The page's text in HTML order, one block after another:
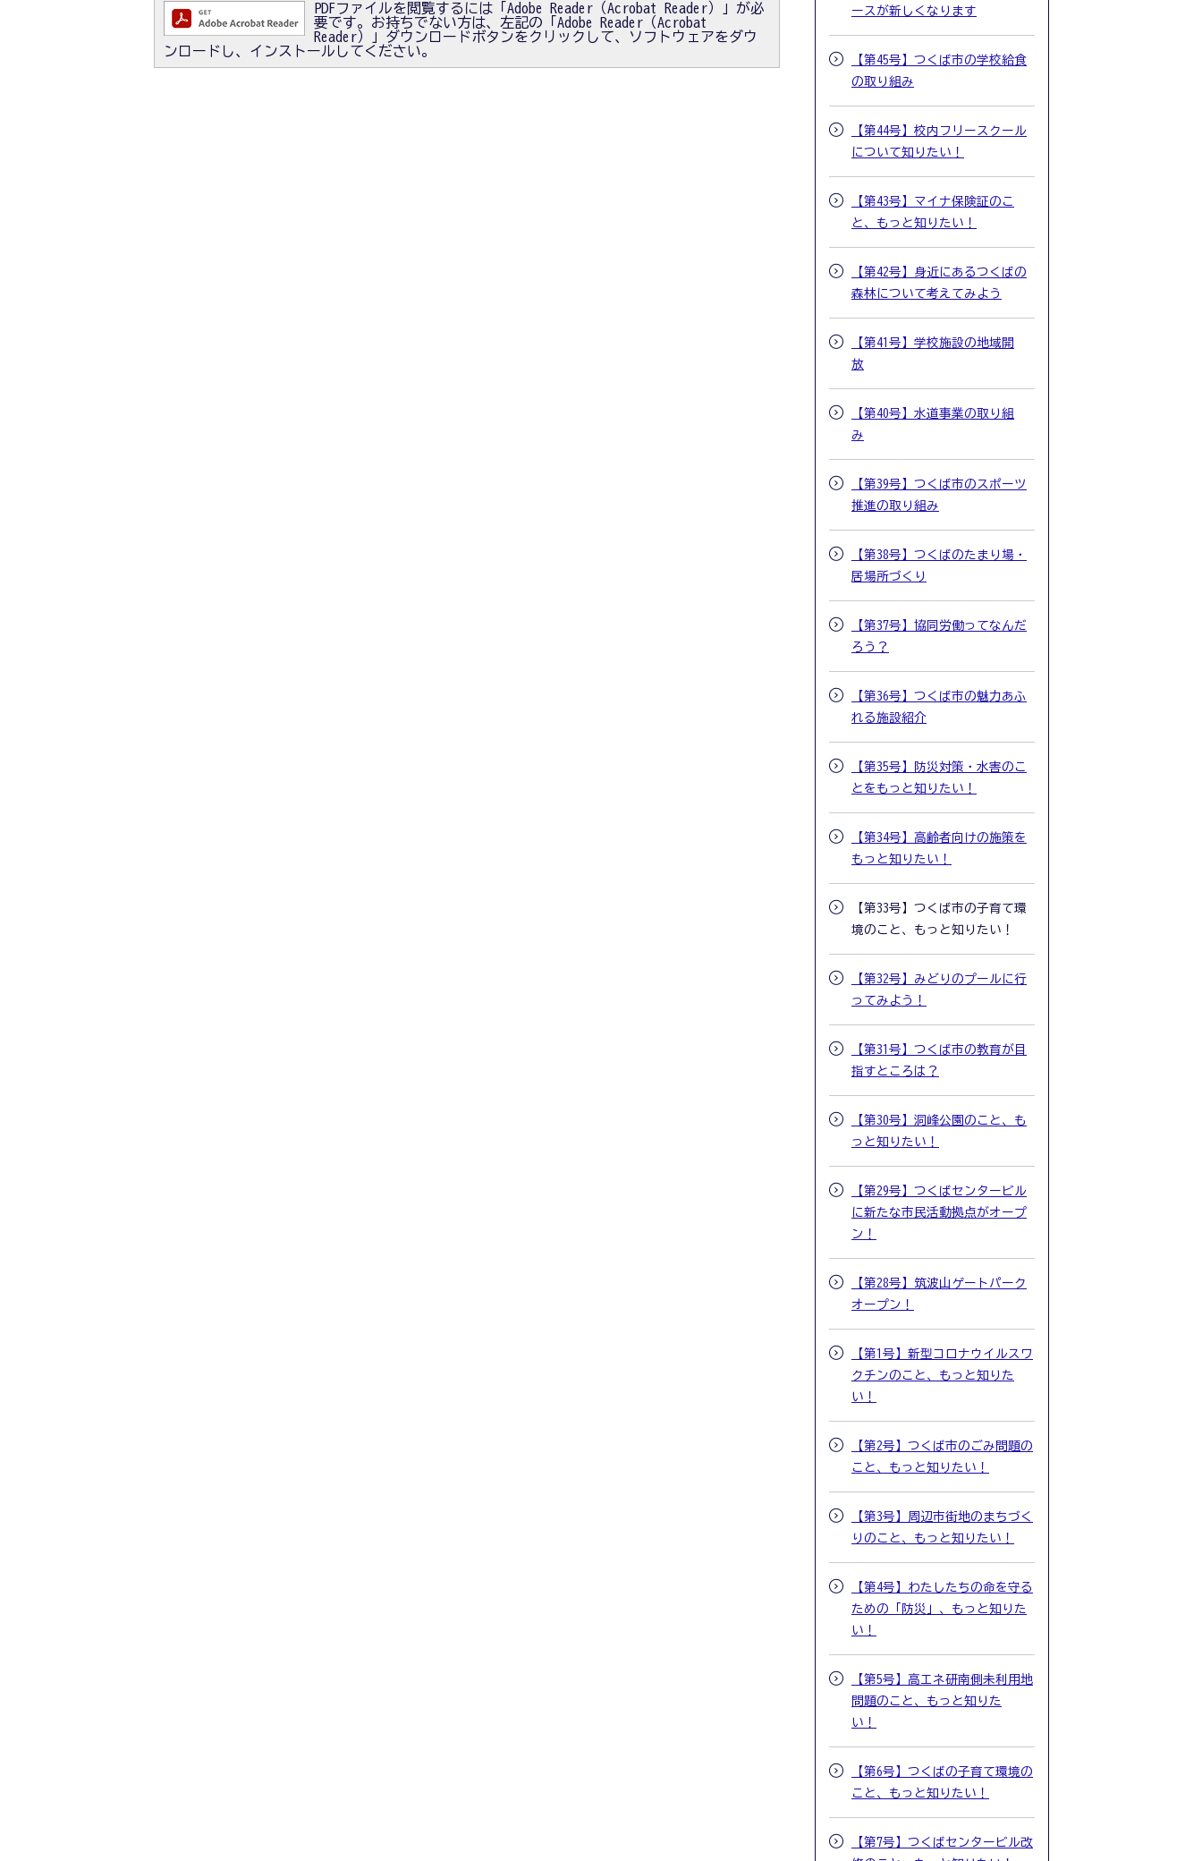
PDFファイルを閲覧するには「Adobe Reader（Acrobat Reader）」が必
要です。お持ちでない方は、左記の「Adobe Reader（Acrobat
Reader）」ダウンロードボタンをクリックして、ソフトウェアをダウ
ンロードし、インストールしてください。
ースが新しくなります
【第45号】つくば市の学校給食
の取り組み
【第44号】校内フリースクール
について知りたい！
【第43号】マイナ保険証のこ
と、もっと知りたい！
【第42号】身近にあるつくばの
森林について考えてみよう
【第41号】学校施設の地域開
放
【第40号】水道事業の取り組
み
【第39号】つくば市のスポーツ
推進の取り組み
【第38号】つくばのたまり場・
居場所づくり
【第37号】協同労働ってなんだ
ろう？
【第36号】つくば市の魅力あふ
れる施設紹介
【第35号】防災対策・水害のこ
とをもっと知りたい！
【第34号】高齢者向けの施策を
もっと知りたい！
【第33号】つくば市の子育て環
境のこと、もっと知りたい！
【第32号】みどりのプールに行
ってみよう！
【第31号】つくば市の教育が目
指すところは？
【第30号】洞峰公園のこと、も
っと知りたい！
【第29号】つくばセンタービル
に新たな市民活動拠点がオープ
ン！
【第28号】筑波山ゲートパーク
オープン！
【第1号】新型コロナウイルスワ
クチンのこと、もっと知りた
い！
【第2号】つくば市のごみ問題の
こと、もっと知りたい！
【第3号】周辺市街地のまちづく
りのこと、もっと知りたい！
【第4号】わたしたちの命を守る
ための「防災」、もっと知りた
い！
【第5号】高エネ研南側未利用地
問題のこと、もっと知りた
い！
【第6号】つくばの子育て環境の
こと、もっと知りたい！
【第7号】つくばセンタービル改